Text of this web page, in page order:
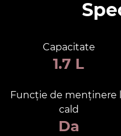
Capacitate
1.7 L
Funcție de menținere
cald
Da